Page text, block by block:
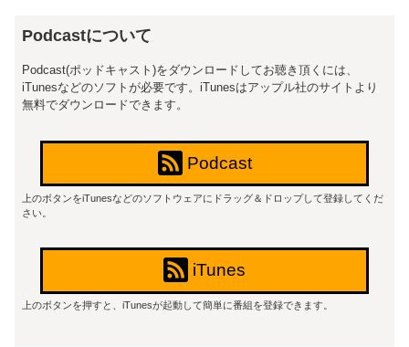
Podcastについて
Podcast(ポッドキャスト)をダウンロードしてお聴き頂くには、
iTunesなどのソフトが必要です。iTunesはアップル社のサイトより
無料でダウンロードできます。
Podcast
上のボタンをiTunesなどのソフトウェアにドラッグ＆ドロップして登録してくだ
さい。
iTunes
上のボタンを押すと、iTunesが起動して簡単に番組を登録できます。